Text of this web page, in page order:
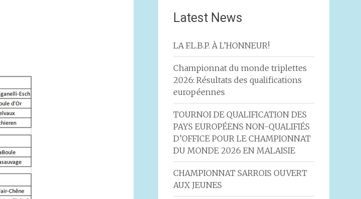
Latest News
LA F.L.B.P. À L’HONNEUR!
Championnat du monde triplettes
2026: Résultats des qualifications
européennes
TOURNOI DE QUALIFICATION DES
PAYS EUROPÉENS NON-QUALIFIÉS
D’OFFICE POUR LE CHAMPIONNAT
DU MONDE 2026 EN MALAISIE
CHAMPIONNAT SARROIS OUVERT
AUX JEUNES